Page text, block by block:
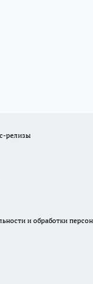
релизы
и обработки